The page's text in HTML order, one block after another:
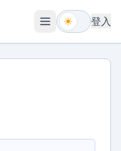
開啟選單
登入